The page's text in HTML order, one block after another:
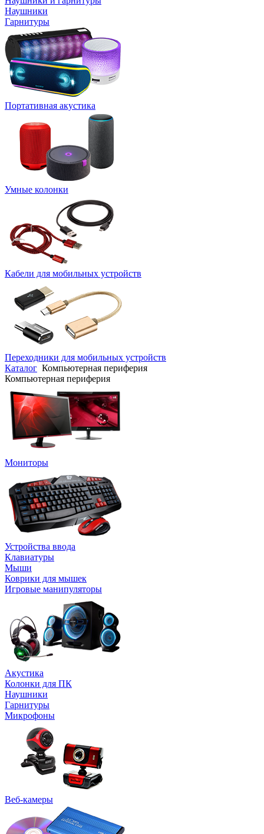
Наушники
Гарнитуры
Портативная акустика
Умные колонки
Кабели для мобильных устройств
Переходники для мобильных устройств
Каталог Компьютерная периферия
Компьютерная периферия
Мониторы
Устройства ввода
Клавиатуры
Мыши
Коврики для мышек
Игровые манипуляторы
Акустика
Колонки для ПК
Наушники
Гарнитуры
Микрофоны
Веб-камеры